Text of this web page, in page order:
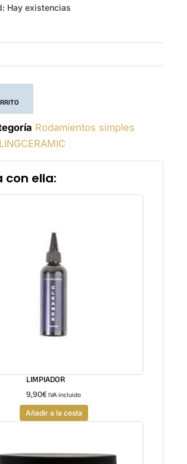
Hay existencias
Rodamientos simples
con ella:
LIMPIADOR
9,90€IVA incluido
Añadir a la cesta